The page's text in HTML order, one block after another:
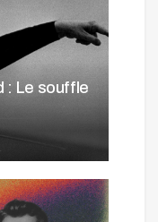
: Le souffle